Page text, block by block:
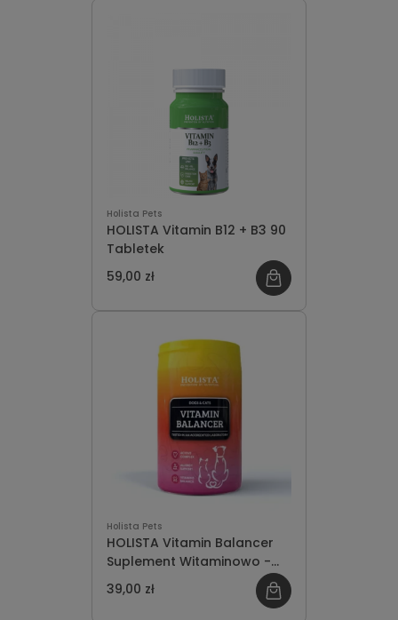
Holista Pets
HOLISTA Vitamin B12 + B3 90
Tabletek
59,00 zł
Holista Pets
HOLISTA Vitamin Balancer
Suplement Witaminowo -
Mineralny dla Psa i Kota
200g
39,00 zł